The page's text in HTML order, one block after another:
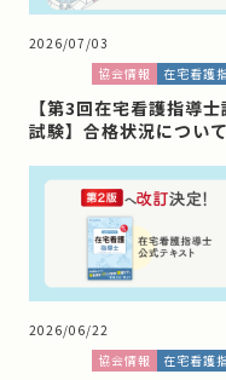
2026/07/03
協会情報
在宅看護
【第3回在宅看護指導
試験】合格状況について
2026/06/22
協会情報
在宅看護